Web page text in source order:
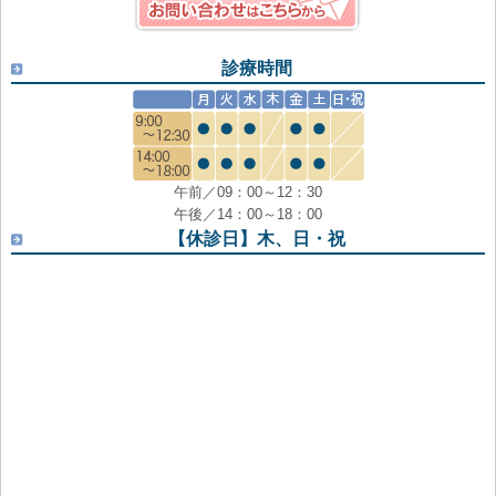
診療時間
午前／09：00～12：30
午後／14：00～18：00
【休診日】木、日・祝